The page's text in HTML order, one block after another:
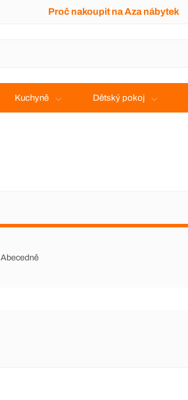
Proč nakoupit na Aza nábytek
Kuchyně Dětský pokoj
Abecedně